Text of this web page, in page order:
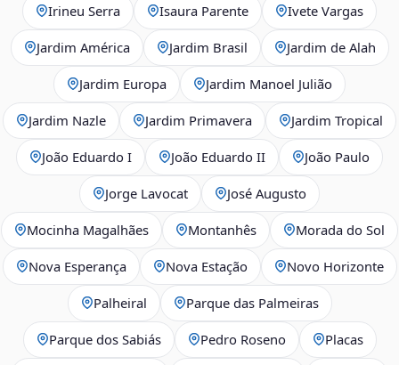
Irineu Serra Isaura Parente Ivete Vargas
Jardim América Jardim Brasil Jardim de Alah
Jardim Europa Jardim Manoel Julião
Jardim Nazle Jardim Primavera Jardim Tropical
João Eduardo I João Eduardo II João Paulo
Jorge Lavocat José Augusto
Mocinha Magalhães Montanhês Morada do Sol
Nova Esperança Nova Estação Novo Horizonte
Palheiral Parque das Palmeiras
Parque dos Sabiás Pedro Roseno Placas